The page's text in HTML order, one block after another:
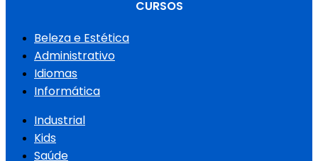
CURSOS
Beleza e Estética
Administrativo
Idiomas
Informática
Industrial
Kids
Saúde